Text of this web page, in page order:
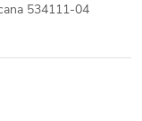
534111-04